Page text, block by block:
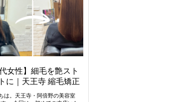
代女性】細毛を艶スト
に｜天王寺 縮毛矯正
は。天王寺・阿倍野の美容室